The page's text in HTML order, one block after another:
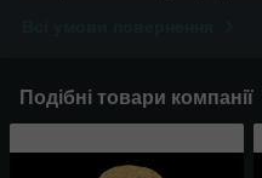
Подібні товари компанії